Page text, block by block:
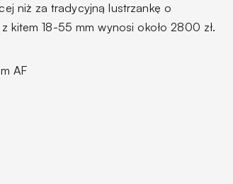
niż za tradycyjną lustrzankę o
kitem 18-55 mm wynosi około 2800 zł.
AF